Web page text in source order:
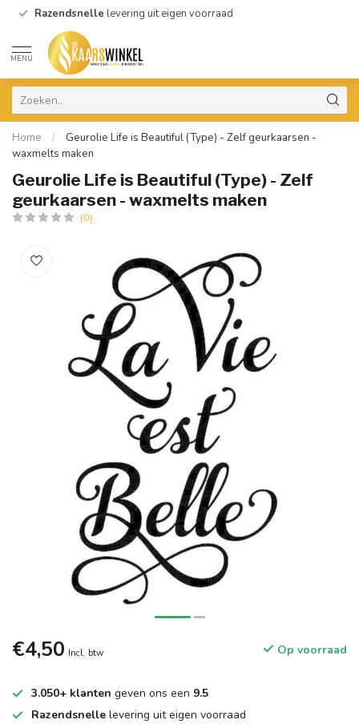
Razendsnelle levering uit eigen voorraad
MENU
Home /
Geurolie Life is Beautiful (Type) - Zelf geurkaarsen -
waxmelts maken
Geurolie Life is Beautiful (Type) - Zelf
geurkaarsen - waxmelts maken
(0)
€4,50 Incl. btw Op voorraad
3.050+ klanten geven ons een 9.5
Razendsnelle levering uit eigen voorraad